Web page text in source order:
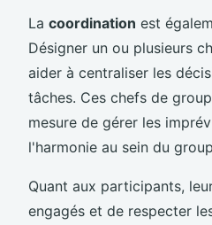
La coordination est
Désigner un ou plusieurs
aider à centraliser les
tâches. Ces chefs de
mesure de gérer les
l'harmonie au sein du
Quant aux participants,
engagés et de respecter